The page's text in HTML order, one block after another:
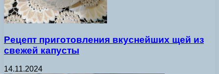
Рецепт приготовления вкуснейших щей из
свежей капусты
14.11.2024